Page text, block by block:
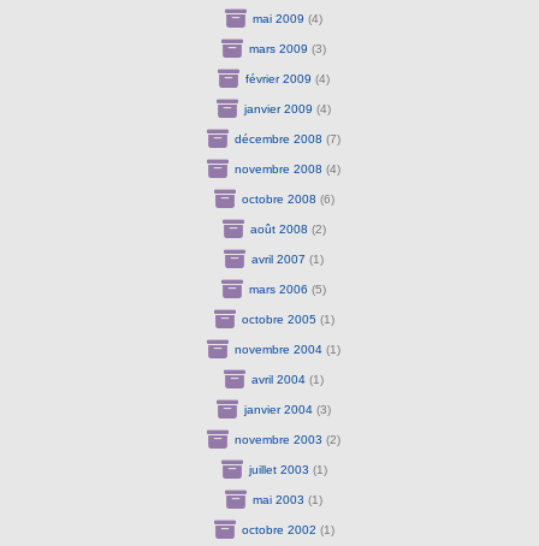
mai 2009 (4)
mars 2009 (3)
février 2009 (4)
janvier 2009 (4)
décembre 2008 (7)
novembre 2008 (4)
octobre 2008 (6)
août 2008 (2)
avril 2007 (1)
mars 2006 (5)
octobre 2005 (1)
novembre 2004 (1)
avril 2004 (1)
janvier 2004 (3)
novembre 2003 (2)
juillet 2003 (1)
mai 2003 (1)
octobre 2002 (1)